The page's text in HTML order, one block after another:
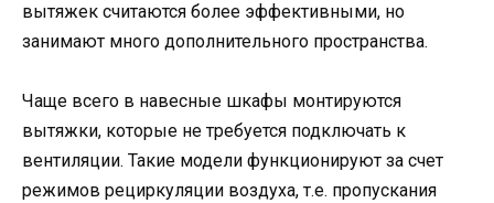
вытяжек считаются более эффективными, но
занимают много дополнительного пространства.
Чаще всего в навесные шкафы монтируются
вытяжки, которые не требуется подключать к
вентиляции. Такие модели функционируют за счет
режимов рециркуляции воздуха, т.е. пропускания